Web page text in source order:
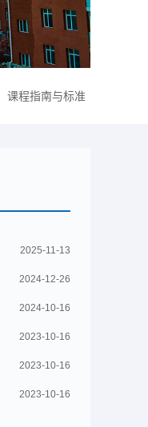
课程指南与标准
2025-11-13
2024-12-26
2024-10-16
2023-10-16
2023-10-16
2023-10-16